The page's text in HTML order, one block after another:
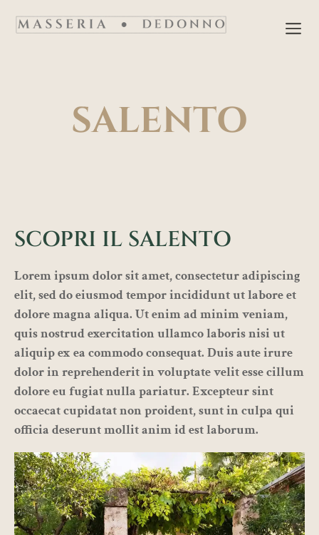
SALENTO
SCOPRI IL SALENTO
Lorem ipsum dolor sit amet, consectetur adipiscing
elit, sed do eiusmod tempor incididunt ut labore et
dolore magna aliqua. Ut enim ad minim veniam,
quis nostrud exercitation ullamco laboris nisi ut
aliquip ex ea commodo consequat. Duis aute irure
dolor in reprehenderit in voluptate velit esse cillum
dolore eu fugiat nulla pariatur. Excepteur sint
occaecat cupidatat non proident, sunt in culpa qui
officia deserunt mollit anim id est laborum.